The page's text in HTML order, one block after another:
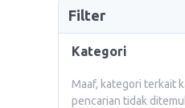
Filter
Kategori
Maaf, kategori terkait
pencarian tidak